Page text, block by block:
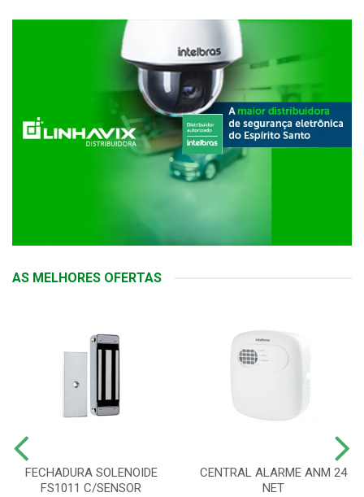
AS MELHORES OFERTAS
FECHADURA SOLENOIDE
FS1011 C/SENSOR
CENTRAL ALARME ANM 24
NET